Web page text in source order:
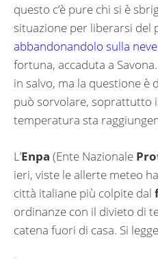
questo c’è pure chi si è
situazione per liberarsi del
abbandonandolo sulla neve
fortuna, accaduta a
in salvo, ma la questione è
può sorvolare, soprattutto
temperatura sta
L’Enpa (Ente Nazionale
ieri, viste le allerte meteo
città italiane più colpite dal
ordinanze con il divieto di
catena fuori di casa. Si